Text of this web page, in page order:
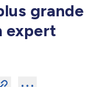
grande
expert